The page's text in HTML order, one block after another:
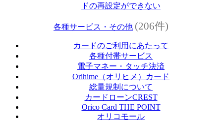
ドの再設定ができない
各種サービス・その他 (206件)
カードのご利用にあたって
各種付帯サービス
電子マネー・タッチ決済
Orihime（オリヒメ）カード
総量規制について
カードローンCREST
Orico Card THE POINT
オリコモール